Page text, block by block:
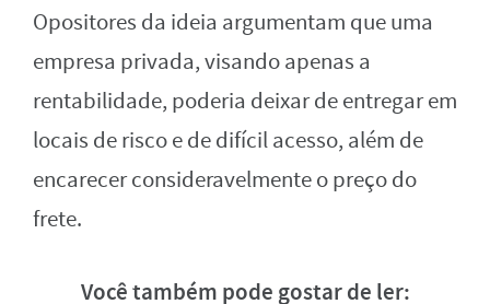
Opositores da ideia argumentam que uma
empresa privada, visando apenas a
rentabilidade, poderia deixar de entregar em
locais de risco e de difícil acesso, além de
encarecer consideravelmente o preço do
frete.
Você também pode gostar de ler: